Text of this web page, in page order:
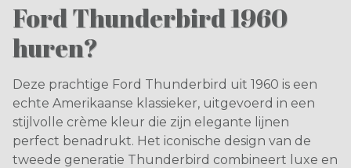
Ford Thunderbird 1960
huren?
Deze prachtige Ford Thunderbird uit 1960 is een
echte Amerikaanse klassieker, uitgevoerd in een
stijlvolle crème kleur die zijn elegante lijnen
perfect benadrukt. Het iconische design van de
tweede generatie Thunderbird combineert luxe en